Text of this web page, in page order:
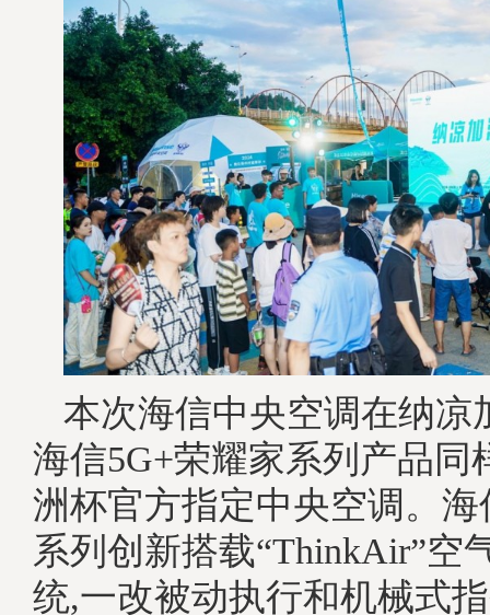
本次海信中央空调在纳凉
海信5G+荣耀家系列产品同
洲杯官方指定中央空调。海
系列创新搭载“ThinkAir”空
统,一改被动执行和机械式